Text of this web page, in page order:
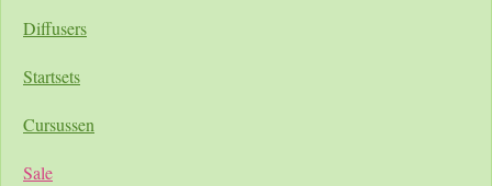
Diffusers
Startsets
Cursussen
Sale